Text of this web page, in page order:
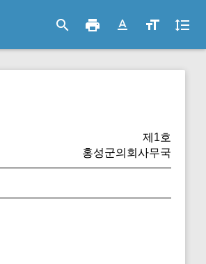
search print text_format format_size format_line_spacing
제1호
홍성군의회사무국